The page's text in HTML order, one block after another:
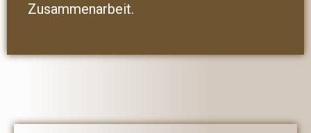
Zusammenarbeit.